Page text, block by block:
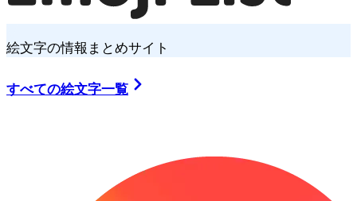
絵文字の情報まとめサイト
すべての絵文字一覧